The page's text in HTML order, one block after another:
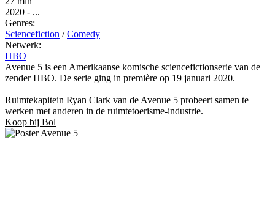
2020 - ...
Genres:
Sciencefiction / Comedy
Netwerk:
HBO
Avenue 5 is een Amerikaanse komische sciencefictionserie van de
zender HBO. De serie ging in première op 19 januari 2020.
Ruimtekapitein Ryan Clark van de Avenue 5 probeert samen te
werken met anderen in de ruimtetoerisme-industrie.
Koop bij Bol